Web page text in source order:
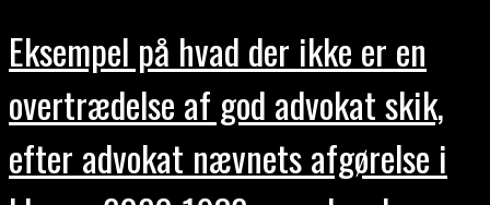
Eksempel på hvad der ikke er en
overtrædelse af god advokat skik,
efter advokat nævnets afgørelse i